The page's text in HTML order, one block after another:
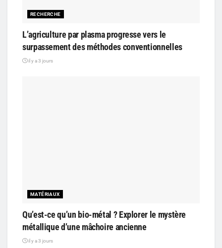
RECHERCHE
L’agriculture par plasma progresse vers le
surpassement des méthodes conventionnelles
il y a 3 jours
MATÉRIAUX
Qu’est-ce qu’un bio-métal ? Explorer le mystère
métallique d’une mâchoire ancienne
il y a 3 jours